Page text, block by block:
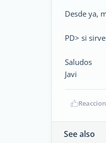
Desde ya,
PD> si
Saludos
Javi
See also